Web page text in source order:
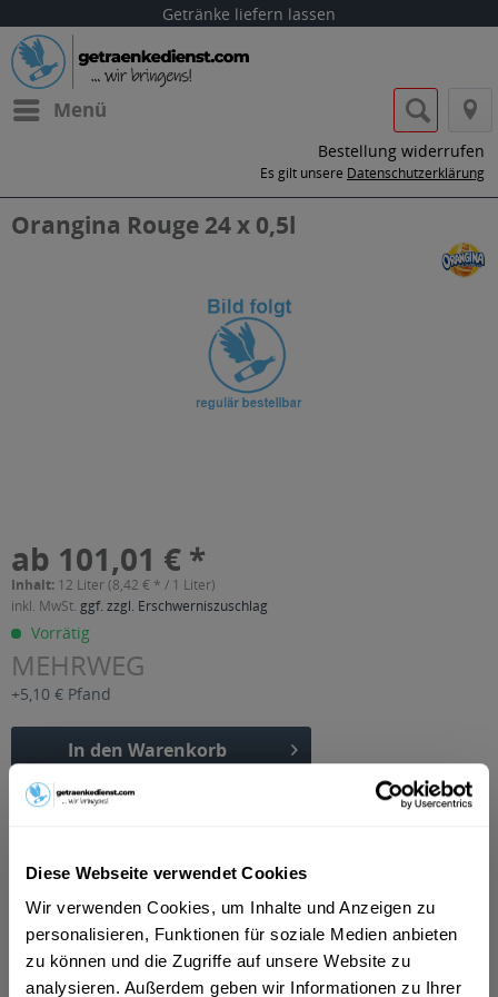
Diese Webseite verwendet Cookies
Wir verwenden Cookies, um Inhalte und Anzeigen zu
personalisieren, Funktionen für soziale Medien anbieten
zu können und die Zugriffe auf unsere Website zu
analysieren. Außerdem geben wir Informationen zu Ihrer
Getränke liefern lassen
Menü
Bestellung widerrufen
Es gilt unsere Datenschutzerklärung
Orangina Rouge 24 x 0,5l
ab 101,01 € *
Inhalt: 12 Liter (8,42 € * / 1 Liter)
inkl. MwSt. ggf. zzgl. Erschwerniszuschlag
Vorrätig
MEHRWEG
+5,10 € Pfand
In den Warenkorb
Artikel-Nr.:
Beschreibung
mehr
"Orangina Rouge 24 x 0,5l"
Flaschengröße:
0,5 l